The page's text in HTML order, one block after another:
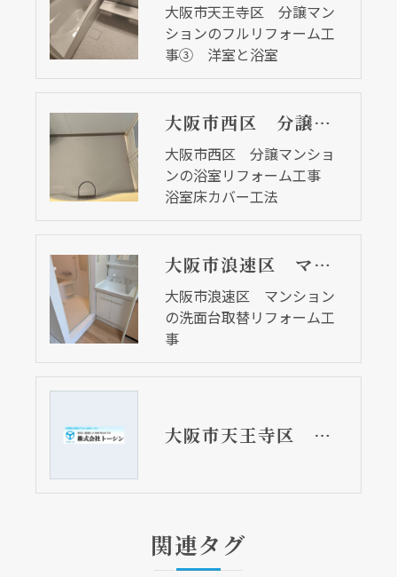
大阪市天王寺区 分譲マン
ションのフルリフォーム工
事③ 洋室と浴室
大阪市西区 分譲マンションの浴室リフォーム工事 浴室床カバー工法
大阪市西区 分譲マンショ
ンの浴室リフォーム工事
浴室床カバー工法
大阪市浪速区 マンションの洗面台取替リフォーム工事
大阪市浪速区 マンション
の洗面台取替リフォーム工
事
大阪市天王寺区 分譲マンションのＵＢ（ユニットバス）取替リフォーム工事 TOTOサザナ
関連タグ